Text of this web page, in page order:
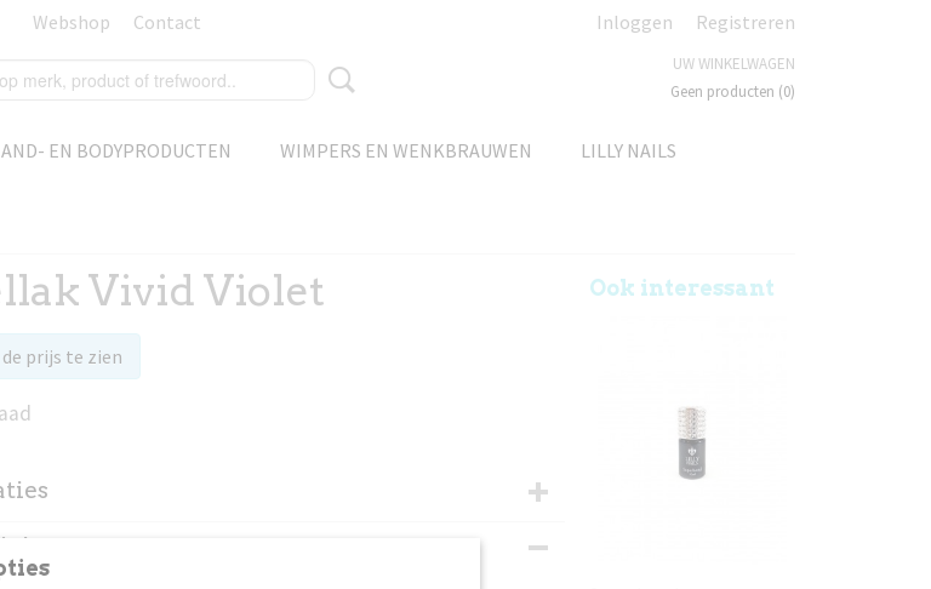
Webshop Contact Inloggen Registreren
UW WINKELWAGEN
Geen producten (0)
EN BODYPRODUCTEN WIMPERS EN WENKBRAUWEN LILLY NAILS
Vivid Violet
prijs te zien
Ook interessant